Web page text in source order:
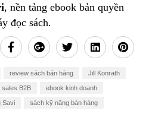
, nền tảng ebook bản quyền
đọc sách.
review sách bán hàng Jill Konrath
sales B2B ebook kinh doanh
Savi sách kỹ năng bán hàng